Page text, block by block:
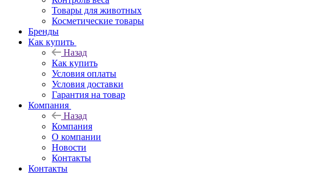
Товары для животных
Косметические товары
Бренды
Как купить
Назад
Как купить
Условия оплаты
Условия доставки
Гарантия на товар
Компания
Назад
Компания
О компании
Новости
Контакты
Контакты